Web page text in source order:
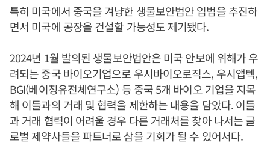
특히 미국에서 중국을 겨냥한 생물보안법안 입법을 추진하
면서 미국에 공장을 건설할 가능성도 제기됐다.
2024년 1월 발의된 생물보안법안은 미국 안보에 위해가 우
려되는 중국 바이오기업으로 우시바이오로직스, 우시앱텍,
BGI(베이징유전체연구소) 등 중국 5개 바이오 기업을 지목
해 이들과의 거래 및 협력을 제한하는 내용을 담았다. 이들
과 거래 협력이 어려울 경우 다른 거래처를 찾아 나서는 글
로벌 제약사들을 파트너로 삼을 기회가 될 수 있어서다.